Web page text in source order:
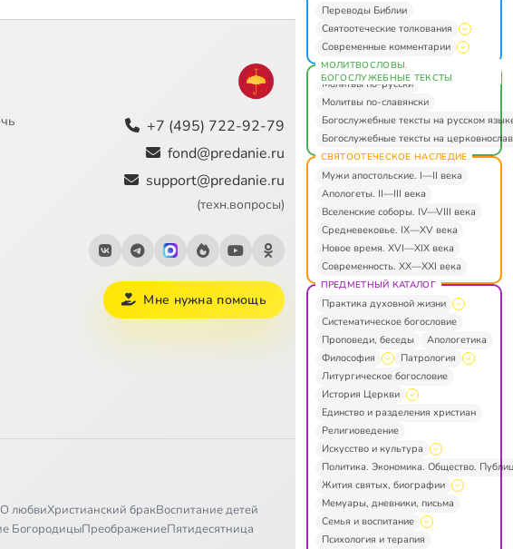
+7 (495) 722-92-79
fond@predanie.ru
support@predanie.ru
(техн.вопросы)
Мне нужна помощь
О любвиХристианский бракВоспитание детей
БогородицыПреображениеПятидесятница
Переводы Библии
Святоотеческие толкования
Современные комментарии
МОЛИТВОСЛОВЫ.
БОГОСЛУЖЕБНЫЕ ТЕКСТЫ
Молитвы по-русски
Молитвы по-славянски
Богослужебные тексты на русском
Богослужебные тексты на
СВЯТООТЕЧЕСКОЕ НАСЛЕДИЕ
Мужи апостольские. I—II века
Апологеты. II—III века
Вселенские соборы. IV—VIII века
Средневековье. IX—XV века
Новое время. XVI—XIX века
Современность. XX—XXI века
ПРЕДМЕТНЫЙ КАТАЛОГ
Практика духовной жизни
Систематическое богословие
Проповеди, беседы
Апологетика
Философия
Патрология
Литургическое богословие
История Церкви
Единство и разделения христиан
Религиоведение
Искусство и культура
Политика. Экономика. Общество.
Жития святых, биографии
Мемуары, дневники, письма
Семья и воспитание
Психология и терапия